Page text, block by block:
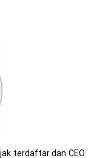
terdaftar dan CEO